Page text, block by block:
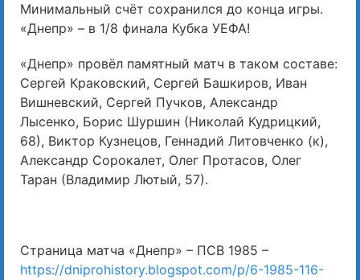
Минимальный счёт сохранился до конца игры.
«Днепр» – в 1/8 финала Кубка УЕФА!
«Днепр» провёл памятный матч в таком составе:
Сергей Краковский, Сергей Башкиров, Иван
Вишневский, Сергей Пучков, Александр
Лысенко, Борис Шуршин (Николай Кудрицкий,
68), Виктор Кузнецов, Геннадий Литовченко (к),
Александр Сорокалет, Олег Протасов, Олег
Таран (Владимир Лютый, 57).
Страница матча «Днепр» – ПСВ 1985 –
https://dniprohistory.blogspot.com/p/6-1985-116-